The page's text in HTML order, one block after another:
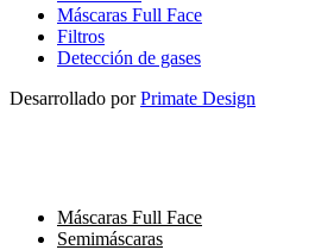
Máscaras Full Face
Filtros
Detección de gases
Desarrollado porPrimate Design
Máscaras Full Face
Semimáscaras